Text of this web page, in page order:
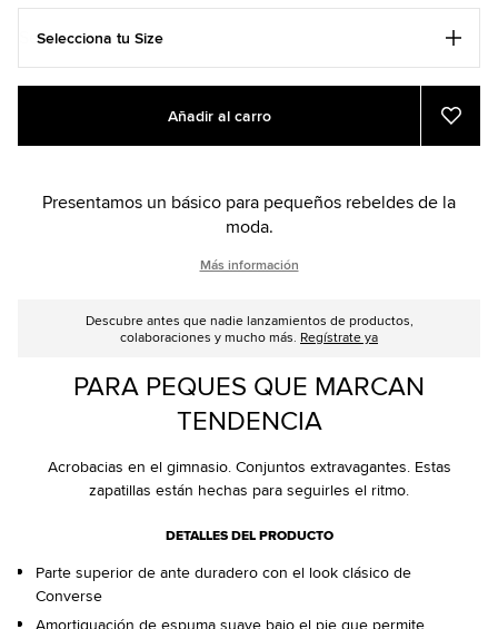
Selecciona tu Size
Add
cart
Product
Añadir al carro
a
Presentamos un básico para pequeños rebeldes de la
moda.
Más información
Descubre antes que nadie lanzamientos de productos,
colaboraciones y mucho más. Regístrate ya
PARA PEQUES QUE MARCAN
TENDENCIA
Acrobacias en el gimnasio. Conjuntos extravagantes. Estas
zapatillas están hechas para seguirles el ritmo.
DETALLES DEL PRODUCTO
Parte superior de ante duradero con el look clásico de
Converse
Amortiguación de espuma suave bajo el pie que permite